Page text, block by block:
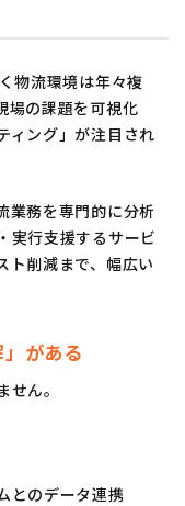
物流環境は年々複
場の課題を可視化
ィング」が注目され
業務を専門的に分析
実行支援するサービ
ト削減まで、幅広い
がある
ん。
とのデータ連携